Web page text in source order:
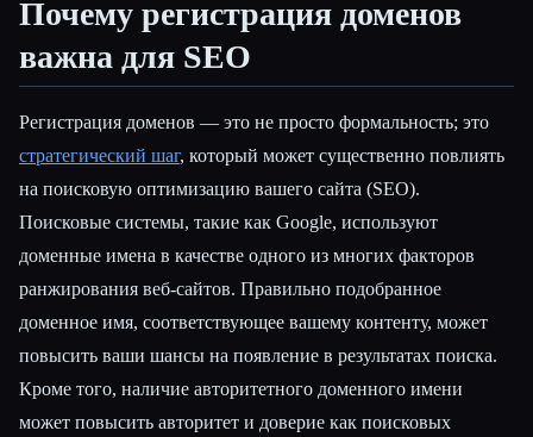
Почему регистрация доменов
важна для SEO
Регистрация доменов — это не просто формальность; это
стратегический шаг, который может существенно повлиять
на поисковую оптимизацию вашего сайта (SEO).
Поисковые системы, такие как Google, используют
доменные имена в качестве одного из многих факторов
ранжирования веб-сайтов. Правильно подобранное
доменное имя, соответствующее вашему контенту, может
повысить ваши шансы на появление в результатах поиска.
Кроме того, наличие авторитетного доменного имени
может повысить авторитет и доверие как поисковых